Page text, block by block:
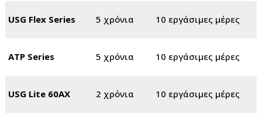
USG Flex Series 5 χρόνια 10 εργάσιμες μέρες
ATP Series 5 χρόνια 10 εργάσιμες μέρες
USG Lite 60AX 2 χρόνια 10 εργάσιμες μέρες